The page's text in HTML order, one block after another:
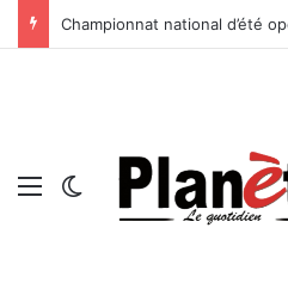
Menu Switch skin